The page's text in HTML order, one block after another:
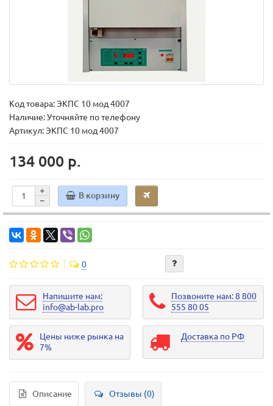
Код товара:ЭКПС 10 мод 4007
Наличие: Уточняйте по телефону
Артикул: ЭКПС 10 мод 4007
134 000 р.
В корзину
0
Напишите нам:
info@ab-lab.pro
Позвоните нам: 8 800
555 80 05
Цены ниже рынка на
7%
Доставка по РФ
Описание Отзывы (0)